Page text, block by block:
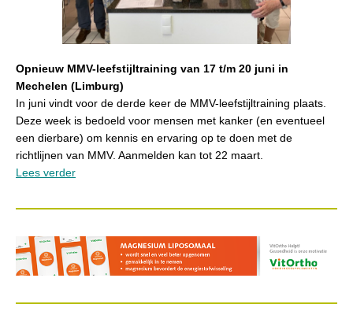
Opnieuw MMV-leefstijltraining van 17 t/m 20 juni in
Mechelen (Limburg)
In juni vindt voor de derde keer de MMV-leefstijltraining plaats.
Deze week is bedoeld voor mensen met kanker (en eventueel
een dierbare) om kennis en ervaring op te doen met de
richtlijnen van MMV. Aanmelden kan tot 22 maart.
Lees verder